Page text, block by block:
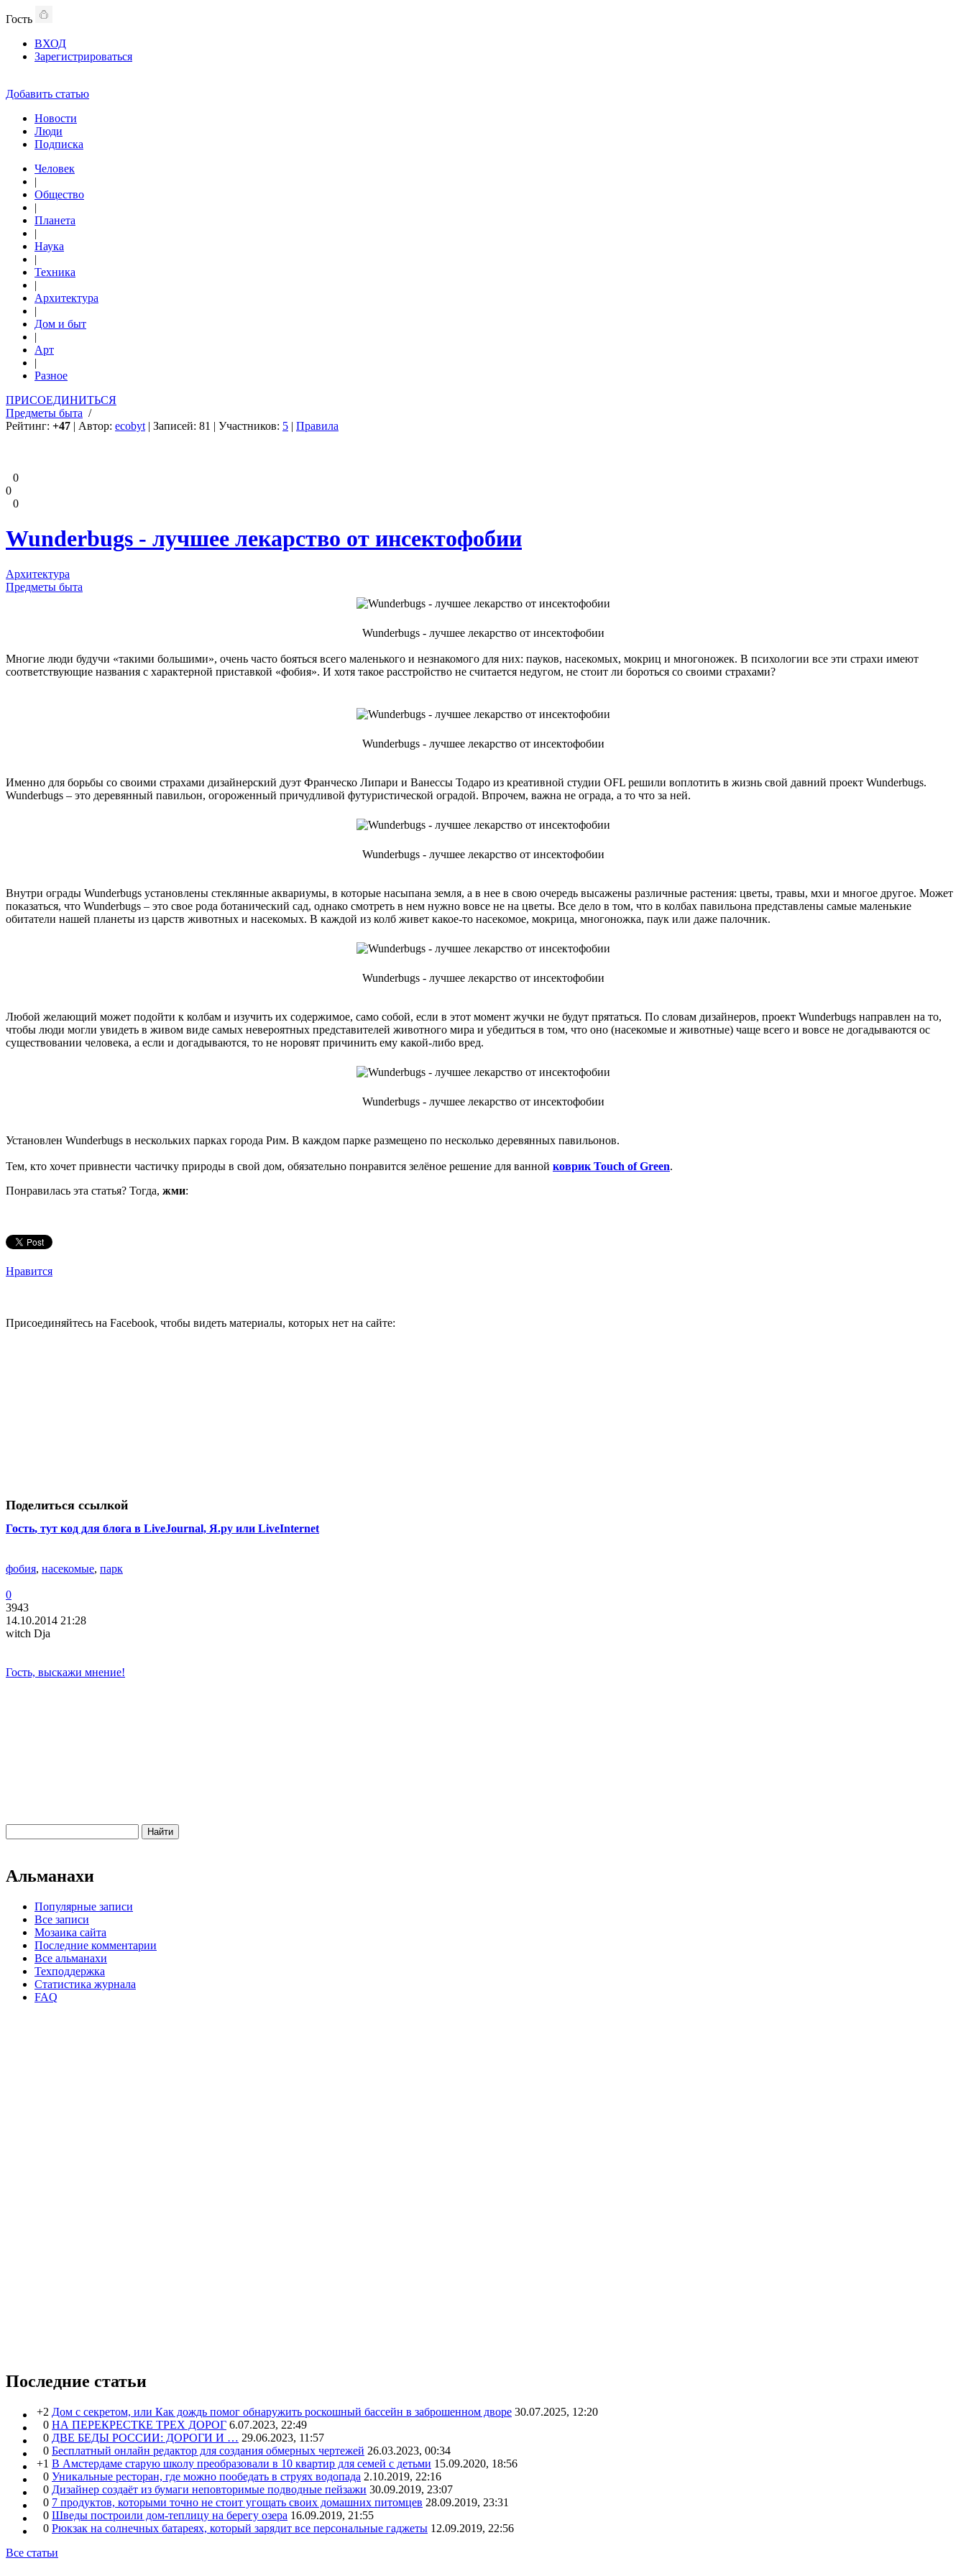
Гость
ВХОД
Зарегистрироваться
Добавить статью
Новости
Люди
Подписка
Человек
|
Общество
|
Планета
|
Наука
|
Техника
|
Архитектура
|
Дом и быт
|
Арт
|
Разное
ПРИСОЕДИНИТЬСЯ
Предметы быта /
Рейтинг: +47 | Автор: ecobyt | Записей: 81 | Участников: 5 | Правила
0
0
0
Wunderbugs - лучшее лекарство от инсектофобии
Архитектура
Предметы быта
Wunderbugs - лучшее лекарство от инсектофобии
Многие люди будучи «такими большими», очень часто бояться всего маленького и незнакомого для них: пауков, насекомых, мокриц и многоножек. В психологии все эти страхи имеют
соответствующие названия с характерной приставкой «фобия». И хотя такое расстройство не считается недугом, не стоит ли бороться со своими страхами?
Wunderbugs - лучшее лекарство от инсектофобии
Именно для борьбы со своими страхами дизайнерский дуэт Франческо Липари и Ванессы Тодаро из креативной студии OFL решили воплотить в жизнь свой давний проект Wunderbugs.
Wunderbugs – это деревянный павильон, огороженный причудливой футуристической оградой. Впрочем, важна не ограда, а то что за ней.
Wunderbugs - лучшее лекарство от инсектофобии
Внутри ограды Wunderbugs установлены стеклянные аквариумы, в которые насыпана земля, а в нее в свою очередь высажены различные растения: цветы, травы, мхи и многое другое. Может
показаться, что Wunderbugs – это свое рода ботанический сад, однако смотреть в нем нужно вовсе не на цветы. Все дело в том, что в колбах павильона представлены самые маленькие
обитатели нашей планеты из царств животных и насекомых. В каждой из колб живет какое-то насекомое, мокрица, многоножка, паук или даже палочник.
Wunderbugs - лучшее лекарство от инсектофобии
Любой желающий может подойти к колбам и изучить их содержимое, само собой, если в этот момент жучки не будут прятаться. По словам дизайнеров, проект Wunderbugs направлен на то,
чтобы люди могли увидеть в живом виде самых невероятных представителей животного мира и убедиться в том, что оно (насекомые и животные) чаще всего и вовсе не догадываются ос
существовании человека, а если и догадываются, то не норовят причинить ему какой-либо вред.
Wunderbugs - лучшее лекарство от инсектофобии
Установлен Wunderbugs в нескольких парках города Рим. В каждом парке размещено по несколько деревянных павильонов.
Тем, кто хочет привнести частичку природы в свой дом, обязательно понравится зелёное решение для ванной коврик Touch of Green.
Понравилась эта статья? Тогда, жми:
Нравится
Присоединяйтесь на Facebook, чтобы видеть материалы, которых нет на сайте:
Поделиться ссылкой
Гость, тут код для блога в LiveJournal, Я.ру или LiveInternet
фобия, насекомые, парк
0
3943
14.10.2014 21:28
witch Dja
Гость, выскажи мнение!
Альманахи
Популярные записи
Все записи
Мозаика сайта
Последние комментарии
Все альманахи
Техподдержка
Статистика журнала
FAQ
Последние статьи
+2 Дом с секретом, или Как дождь помог обнаружить роскошный бассейн в заброшенном дворе 30.07.2025, 12:20
0 НА ПЕРЕКРЕСТКЕ ТРЕХ ДОРОГ 6.07.2023, 22:49
0 ДВЕ БЕДЫ РОССИИ: ДОРОГИ И … 29.06.2023, 11:57
0 Бесплатный онлайн редактор для создания обмерных чертежей 26.03.2023, 00:34
+1 В Амстердаме старую школу преобразовали в 10 квартир для семей с детьми 15.09.2020, 18:56
0 Уникальные ресторан, где можно пообедать в струях водопада 2.10.2019, 22:16
0 Дизайнер создаёт из бумаги неповторимые подводные пейзажи 30.09.2019, 23:07
0 7 продуктов, которыми точно не стоит угощать своих домашних питомцев 28.09.2019, 23:31
0 Шведы построили дом-теплицу на берегу озера 16.09.2019, 21:55
0 Рюкзак на солнечных батареях, который зарядит все персональные гаджеты 12.09.2019, 22:56
Все статьи